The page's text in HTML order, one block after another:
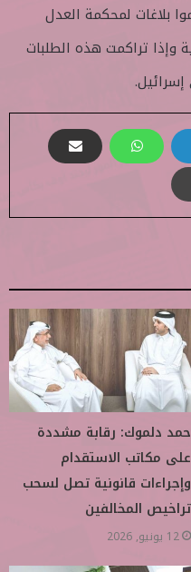
3200 محام قدموا بلاغات لمحكمة العدل
وإذا تراكمت هذه الطلبات
حمد دلموك: رقابة مشددة
على مكاتب الاستقدام
وإجراءات قانونية تصل لسحب
تراخيص المخالفين
12 يونيو, 2026